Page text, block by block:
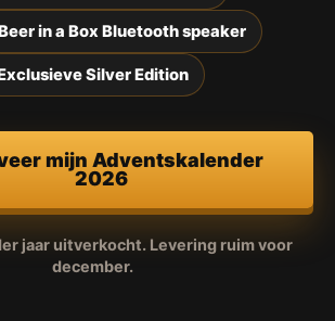
in a Box Bluetooth speaker
Silver Edition
mijn Adventskalender
2026
jaar uitverkocht. Levering ruim voor
december.